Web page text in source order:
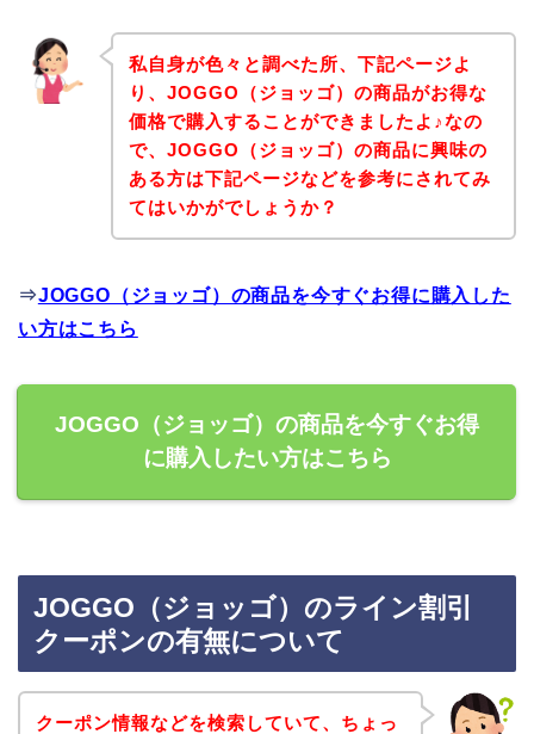
私自身が色々と調べた所、下記ページよ
り、JOGGO（ジョッゴ）の商品がお得な
価格で購入することができましたよ♪なの
で、JOGGO（ジョッゴ）の商品に興味の
ある方は下記ページなどを参考にされてみ
てはいかがでしょうか？
⇒JOGGO（ジョッゴ）の商品を今すぐお得に購入した
い方はこちら
JOGGO（ジョッゴ）の商品を今すぐお得
に購入したい方はこちら
JOGGO（ジョッゴ）のライン割引
クーポンの有無について
クーポン情報などを検索していて、ちょっ